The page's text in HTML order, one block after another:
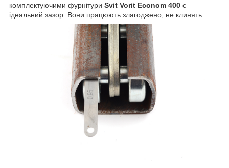
комплектуючими фурнітури Svit Vorit Econom 400 є
ідеальний зазор. Вони працюють злагоджено, не клинять.